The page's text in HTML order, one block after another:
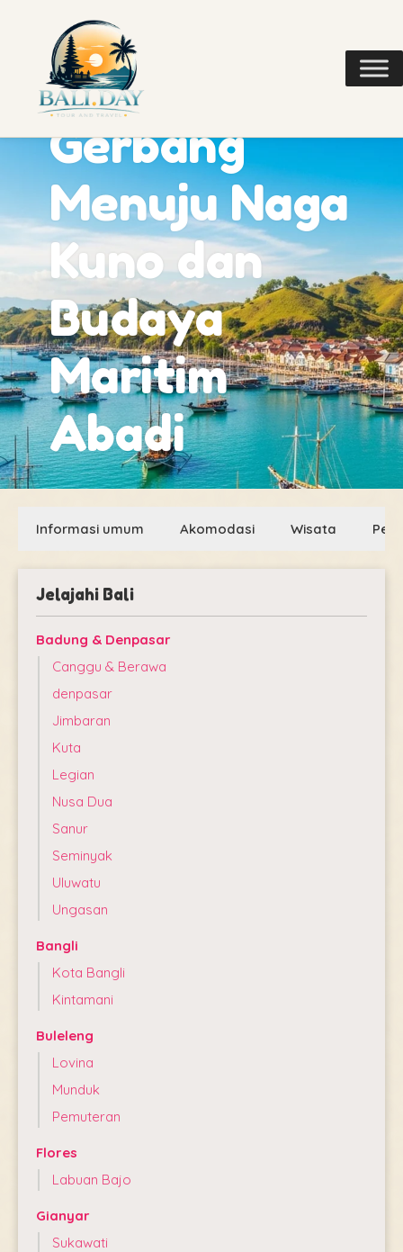
Labuan Bajo:
Gerbang
Menuju Naga
Kuno dan
Budaya
Maritim
Abadi
Informasi umum Akomodasi Wisata
Jelajahi Bali
Badung & Denpasar
Canggu & Berawa
denpasar
Jimbaran
Kuta
Legian
Nusa Dua
Sanur
Seminyak
Uluwatu
Ungasan
Bangli
Kota Bangli
Kintamani
Buleleng
Lovina
Munduk
Pemuteran
Flores
Labuan Bajo
Gianyar
Sukawati